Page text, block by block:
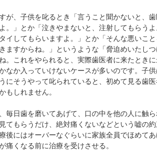
が、子供を叱るとき「言うこと聞かないと、
。」とか「泣きやまないと、注射してもらう
イしてもらいますよ。」とか「そんな悪いこ
ますからね。」というような「脅迫めいたし
。これをやられると、実際歯医者に来たとき
なか入っていけないケースが多いのです。子
にそうやって叱られていると、初めて見る歯
もしれません。
毎日歯を磨いてあげて、口の中を他の人に触
てもらうだけ、絶対痛くないなどという嘘の
後にはオーバーなぐらいに家族全員でほめて
痛くなる前に治療を受けさせる。